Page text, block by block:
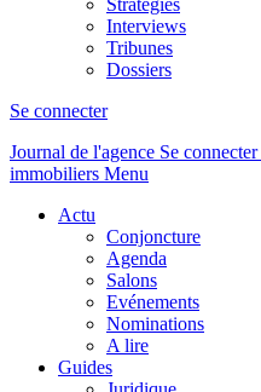
Stratégies
Interviews
Tribunes
Dossiers
Se connecter
Journal de l'agence Se connecter
immobiliers Menu
Actu
Conjoncture
Agenda
Salons
Evénements
Nominations
A lire
Guides